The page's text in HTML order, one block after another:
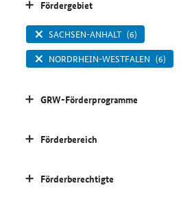
Fördergebiet
SACHSEN-ANHALT (6)
NORDRHEIN-WESTFALEN (6)
GRW-Förderprogramme
Förderbereich
Förderberechtigte